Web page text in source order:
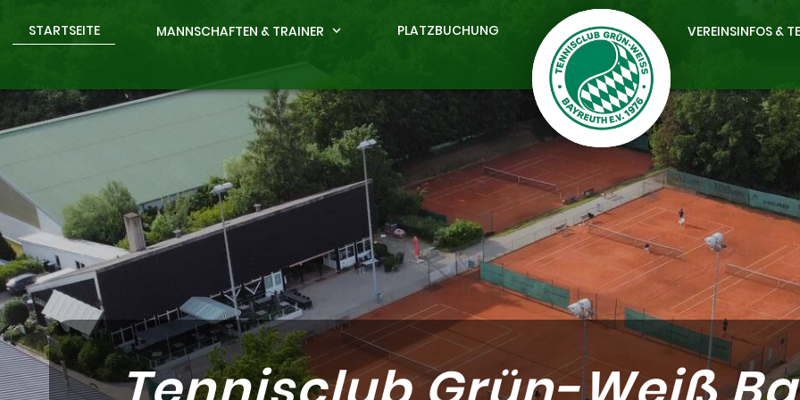
STARTSEITE MANNSCHAFTEN & TRAINER expand_more PLATZBUCHUNG VEREINSINFOS &